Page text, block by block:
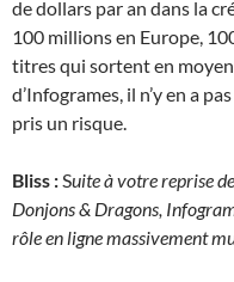
de dollars par an dans la
100 millions en Europe,
titres qui sortent en
d’Infogrames, il n’y en a
pris un risque.
Bliss :Suite à votre reprise
Donjons & Dragons,
rôle en ligne massivement